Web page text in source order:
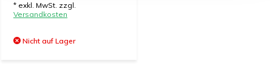
* exkl. MwSt. zzgl.
Versandkosten
Nicht auf Lager